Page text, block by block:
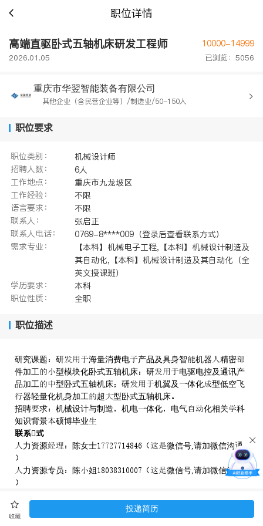
职位详情
高端直驱卧式五轴机床研发工程师 10000-14999
2026.01.05 已浏览：5056
重庆市华翌智能装备有限公司
其他企业（含民营企业等）/制造业/50-150人
职位要求
职位类别：
机械设计师
招聘人数：
6人
工作地点：
重庆市九龙坡区
工作经验：
不限
语言要求：
不限
联系人：
张启正
联系人电话：
0769-8****009（登录后查看联系方式）
需求专业：
【本科】机械电子工程,【本科】机械设计制造及
其自动化,【本科】机械设计制造及其自动化（全
英文授课班）
学历要求：
本科
职位性质：
全职
职位描述
研究课题研海量消费电产品及具身智机器精密
件加工型模块化卧式五轴机床研电驱电控及通讯产
品加工型卧式五轴机床研机翼及体化型低空飞
器轻量化机身加工超型卧式五轴机床
招聘求机械设计与制造机电体化电气化相关科
知识背景硕博毕业
联系式
力资源陈女士微信号,请加微信沟通

力资源专员陈姐微信号,请加微信沟通

官网址
://../.
接收简历邮箱.邮箱投递请备注校+专业
收藏
投递简历